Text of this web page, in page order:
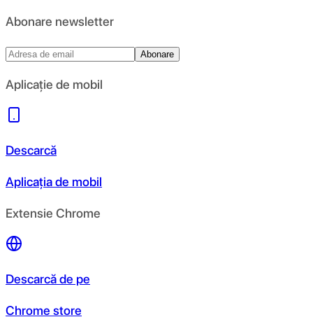
Abonare newsletter
Abonare
Aplicație de mobil
Descarcă
Aplicația de mobil
Extensie Chrome
Descarcă de pe
Chrome store